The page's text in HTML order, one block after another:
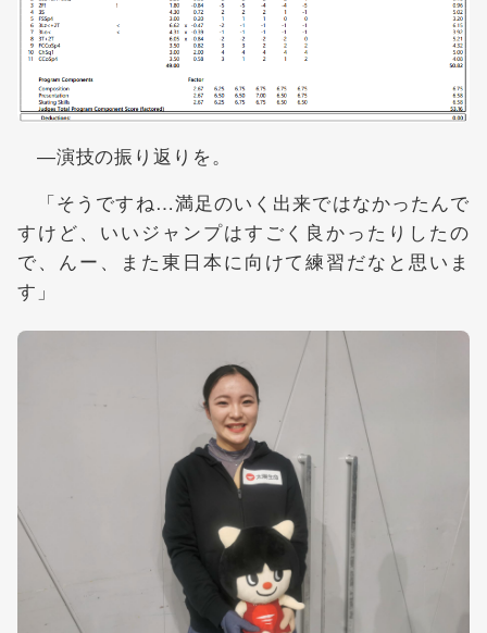
―演技の振り返りを。
「そうですね…満足のいく出来ではなかったんで
すけど、いいジャンプはすごく良かったりしたの
で、んー、また東日本に向けて練習だなと思いま
す」